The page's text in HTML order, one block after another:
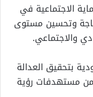
الاجتماعية في
وتحسين مستوى
والاجتماعي.
بتحقيق العدالة
مستهدفات رؤية